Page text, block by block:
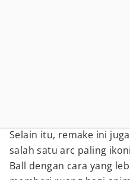
Selain itu, remake ini
salah satu arc paling
Ball dengan cara yang